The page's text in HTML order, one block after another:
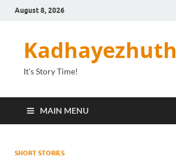
August 8, 2026
Kadhayezhuth
It's Story Time!
MAIN MENU
SHORT STORIES